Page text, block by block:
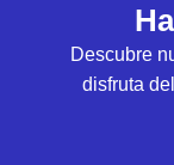
Descubre
disfruta